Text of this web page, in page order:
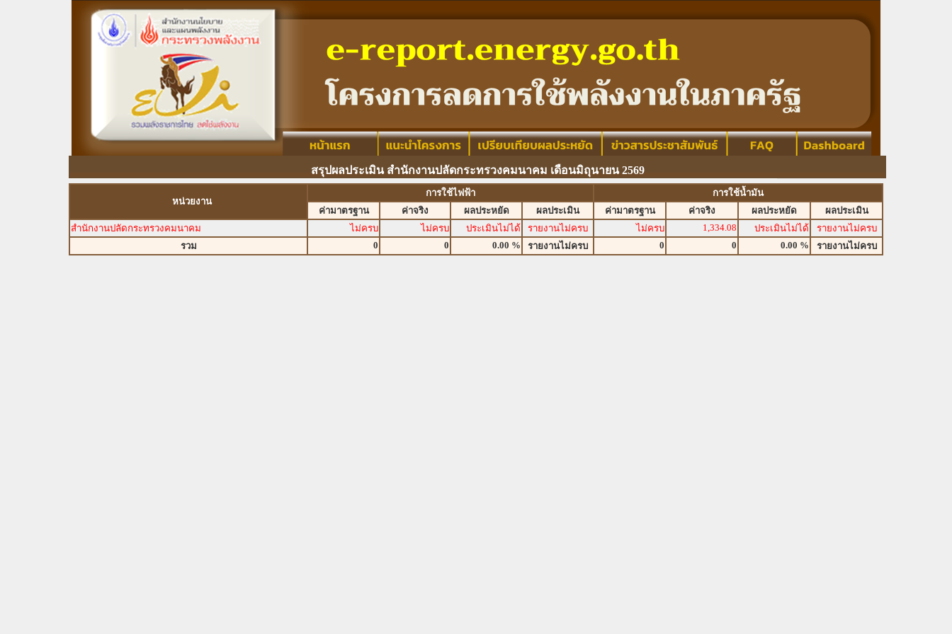
สรุปผลประเมิน สำนักงานปลัดกระทรวงคมนาคม เดือนมิถุนายน 2569
หน่วยงาน
การใช้ไฟฟ้า
การใช้น้ำมัน
ค่ามาตรฐาน
ค่าจริง ผลประหยัด ผลประเมิน ค่ามาตรฐาน ค่าจริง ผลประหยัด
ผลประเมิน
สำนักงานปลัดกระทรวงคมนาคม
ไม่ครบ ไม่ครบ ประเมินไม่ได้ รายงานไม่ครบ ไม่ครบ 1,334.08 ประเมินไม่ได้
รายงานไม่ครบ
รวม
0 0 0.00 % รายงานไม่ครบ 0 0 0.00 % รายงานไม่ครบ